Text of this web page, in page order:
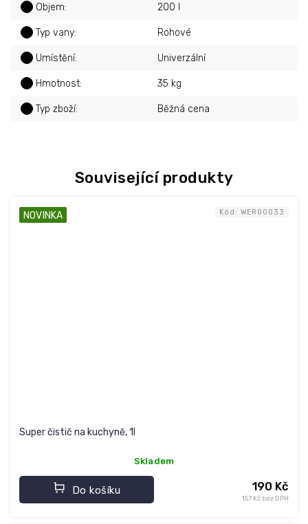
Související produkty
NOVINKA
Super čistič na kuchyně, 1l
Skladem
157 Kč bez DPH
190 Kč
Do košíku
Kód: WER00033
Objem: 200 l
Typ vany: Rohové
Umístění: Univerzální
Hmotnost: 35 kg
Typ zboží: Běžná cena